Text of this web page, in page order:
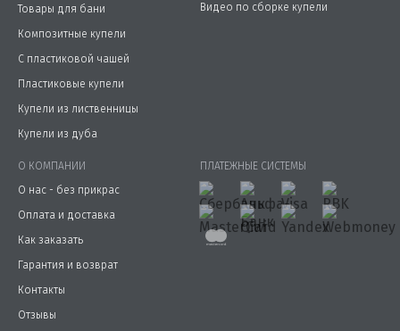
Товары для бани
Композитные купели
С пластиковой чашей
Пластиковые купели
Купели из лиственницы
Купели из дуба
Видео по сборке купели
О КОМПАНИИ
О нас - без прикрас
Оплата и доставка
Как заказать
Гарантия и возврат
Контакты
Отзывы
ПЛАТЕЖНЫЕ СИСТЕМЫ